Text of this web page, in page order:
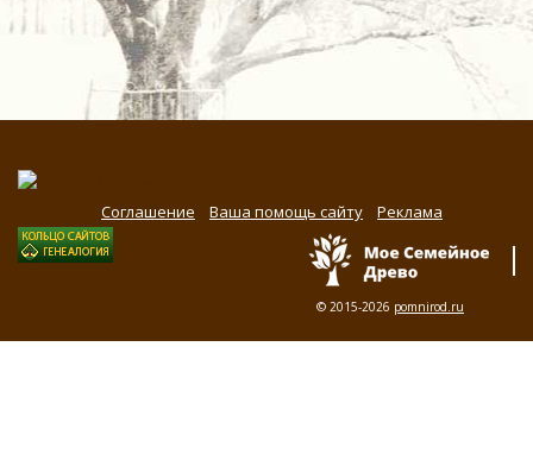
Соглашение Ваша помощь сайту Реклама
© 2015-2026 pomnirod.ru